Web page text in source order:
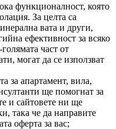
функционалност, която
За целта са
вата и други,
ефективност за всяко
част от
могат да се използват
за апартамент, вила,
ще помогнат за
и сайтовете ни ще
така че да направите
оферта за вас;